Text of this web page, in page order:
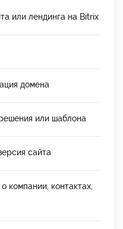
или лендинга на Bitrix
домена
или шаблона
сайта
компании, контактах,